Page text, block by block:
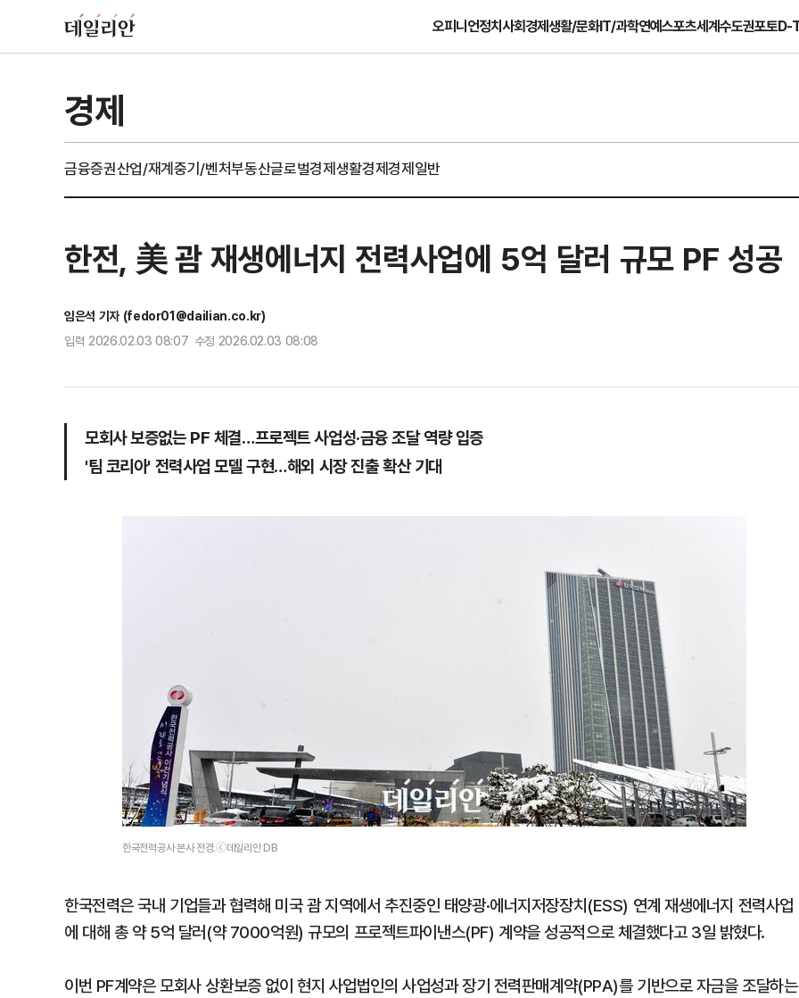
오피니언정치사회경제생활/문화IT/과학연예스포츠세계수도권포토D-
경제
금융증권산업/재계중기/벤처부동산글로벌경제생활경제경제일반
한전, 美 괌 재생에너지 전력사업에 5억 달러 규모 PF 성공
임은석 기자 (fedor01@dailian.co.kr)
입력 2026.02.03 08:07 수정 2026.02.03 08:08
모회사 보증없는 PF 체결…프로젝트 사업성·금융 조달 역량 입증
'팀 코리아' 전력사업 모델 구현…해외 시장 진출 확산 기대
한국전력공사 본사 전경.ⓒ데일리안 DB
한국전력은 국내 기업들과 협력해 미국 괌 지역에서 추진중인 태양광·에너지저장장치(ESS) 연계 재생에너지 전력사업
에 대해 총 약 5억 달러(약 7000억원) 규모의 프로젝트파이낸스(PF) 계약을 성공적으로 체결했다고 3일 밝혔다.
이번 PF계약은 모회사 상환보증 없이 현지 사업법인의 사업성과 장기 전력판매계약(PPA)를 기반으로 자금을 조달하는